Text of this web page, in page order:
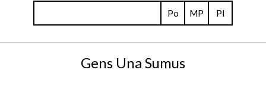
Po MP Pl
Gens Una Sumus